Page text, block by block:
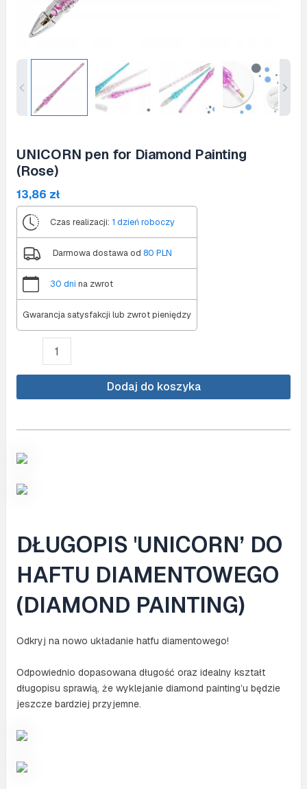
UNICORN pen for Diamond Painting
(Rose)
13,86 zł
Czas realizacji: 1 dzień roboczy
Darmowa dostawa od 80 PLN
30 dni na zwrot
Gwarancja satysfakcji lub zwrot pieniędzy
UNICORN
Diamond
Dodaj do koszyka
DŁUGOPIS 'UNICORN’ DO
HAFTU DIAMENTOWEGO
(DIAMOND PAINTING)
Odkryj na nowo układanie hatfu diamentowego!
Odpowiednio dopasowana długość oraz idealny kształt
długopisu sprawią, że wyklejanie diamond painting’u będzie
jeszcze bardziej przyjemne.